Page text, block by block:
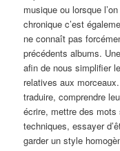
musique ou lorsque
chronique c’est
ne connaît pas
précédents albums.
afin de nous simplifier
relatives aux
traduire, comprendre
écrire, mettre des
techniques, essayer
garder un style